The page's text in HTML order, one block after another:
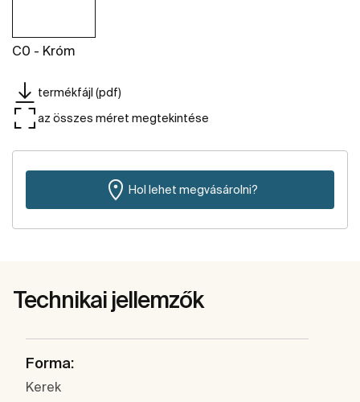
C0 - Króm
termékfájl (pdf)
az összes méret megtekintése
Hol lehet megvásárolni?
Technikai jellemzők
Forma:
Kerek